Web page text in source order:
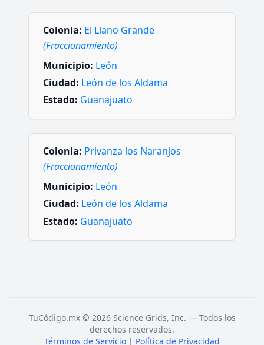
Colonia: El Llano Grande
(Fraccionamiento)
Municipio: León
Ciudad: León de los Aldama
Estado: Guanajuato
Colonia: Privanza los Naranjos
(Fraccionamiento)
Municipio: León
Ciudad: León de los Aldama
Estado: Guanajuato
TuCódigo.mx © 2026 Science Grids, Inc. — Todos los
derechos reservados.
Términos de Servicio | Política de Privacidad